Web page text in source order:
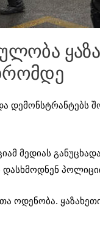
დემონსტრანტებს
მედიას
ოდენობა.